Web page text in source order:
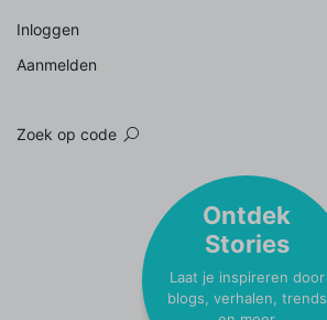
Inloggen
Aanmelden
Zoek op code
Ontdek
Stories
Laat je inspireren door
blogs, verhalen, trends